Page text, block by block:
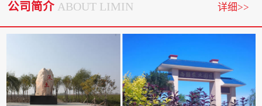
详细>>
公司简介 ABOUT LIMIN